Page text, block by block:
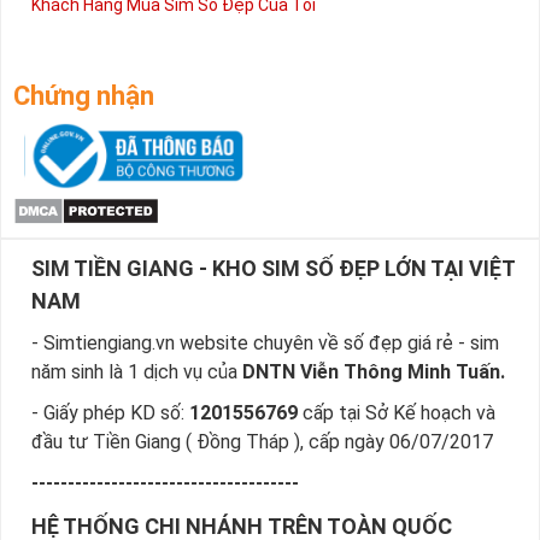
Khách Hàng Mua Sim Số Đẹp Của Tôi
Chứng nhận
SIM TIỀN GIANG - KHO SIM SỐ ĐẸP LỚN TẠI VIỆT
NAM
- Simtiengiang.vn website chuyên về số đẹp giá rẻ - sim
năm sinh là 1 dịch vụ của DNTN Viễn Thông Minh Tuấn.
- Giấy phép KD số: 1201556769 cấp tại Sở Kế hoạch và
đầu tư Tiền Giang ( Đồng Tháp ), cấp ngày 06/07/2017
-------------------------------------
HỆ THỐNG CHI NHÁNH TRÊN TOÀN QUỐC